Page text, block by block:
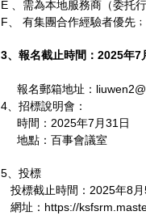
E 、需為本地服務商（委托
F、 有集團合作經驗者優先﹔
3、報名截止時間：2025年7
報名郵箱地址：
4、招標說明會：
時間：2025年7月31日
地點：百事會議室
5、投標
投標截止時間：2025年8
網址：https://